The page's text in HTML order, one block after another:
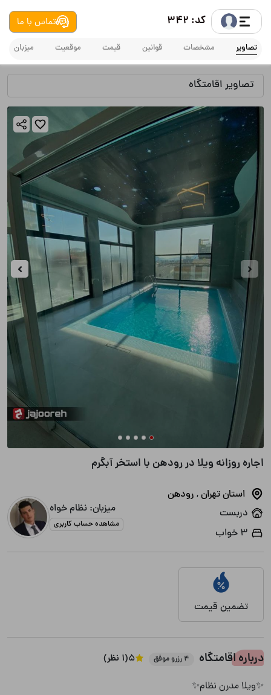
کد: 342 تماس با ما
تصاویر مشخصات قوانین قیمت موقعیت میزبان
تصاویر اقامتگاه
اجاره روزانه ویلا در رودهن با استخر آبگرم
استان تهران, رودهن
دربست
۳ خواب
میزبان: نظام خواه
مشاهده حساب کاربری
تضمین قیمت
درباره اقامتگاه 4 رزرو موفق 5(1 نظر)
✨ویلا مدرن نظام✨